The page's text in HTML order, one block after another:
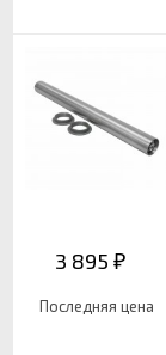
3 895 ₽
Последняя цена